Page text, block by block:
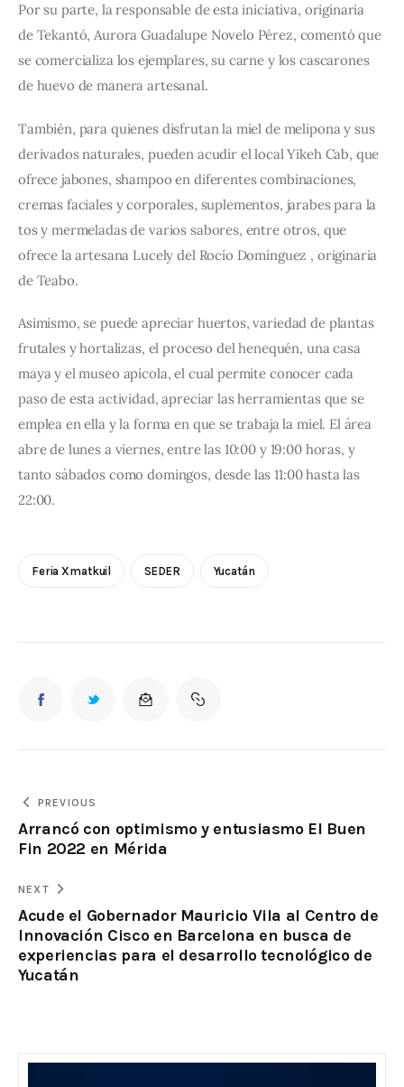
Por su parte, la responsable de esta iniciativa, originaria
de Tekantó, Aurora Guadalupe Novelo Pérez, comentó que
se comercializa los ejemplares, su carne y los cascarones
de huevo de manera artesanal.
También, para quienes disfrutan la miel de melipona y sus
derivados naturales, pueden acudir el local Yikeh Cab, que
ofrece jabones, shampoo en diferentes combinaciones,
cremas faciales y corporales, suplementos, jarabes para la
tos y mermeladas de varios sabores, entre otros, que
ofrece la artesana Lucely del Rocío Domínguez , originaria
de Teabo.
Asimismo, se puede apreciar huertos, variedad de plantas
frutales y hortalizas, el proceso del henequén, una casa
maya y el museo apícola, el cual permite conocer cada
paso de esta actividad, apreciar las herramientas que se
emplea en ella y la forma en que se trabaja la miel. El área
abre de lunes a viernes, entre las 10:00 y 19:00 horas, y
tanto sábados como domingos, desde las 11:00 hasta las
22:00.
Feria Xmatkuil SEDER Yucatán
PREVIOUS
Arrancó con optimismo y entusiasmo El Buen
Fin 2022 en Mérida
NEXT
Acude el Gobernador Mauricio Vila al Centro de
Innovación Cisco en Barcelona en busca de
experiencias para el desarrollo tecnológico de
Yucatán